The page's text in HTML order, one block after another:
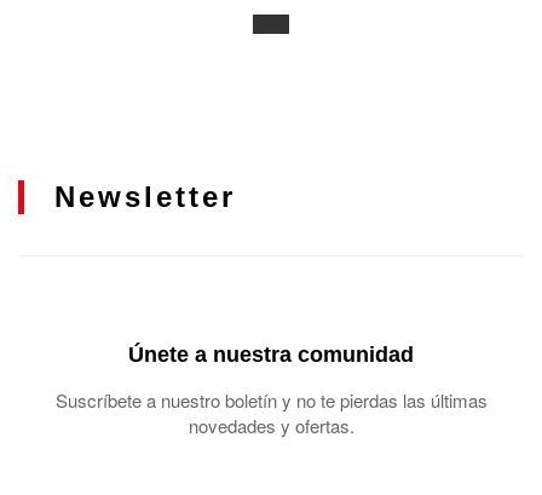
Newsletter
Únete a nuestra comunidad
Suscríbete a nuestro boletín y no te pierdas las últimas
novedades y ofertas.